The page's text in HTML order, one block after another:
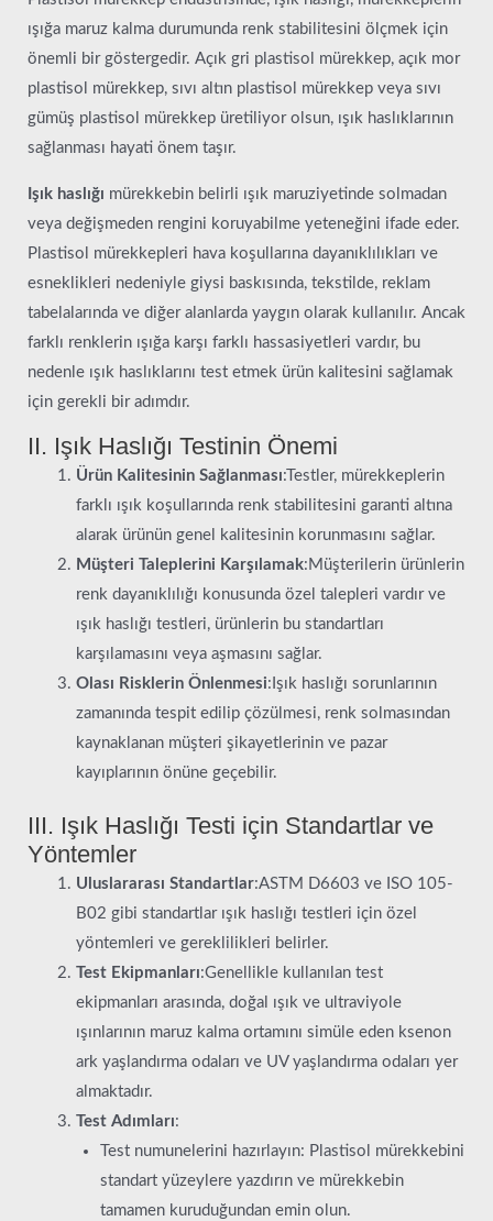
ışığa maruz kalma durumunda renk stabilitesini ölçmek için
önemli bir göstergedir. Açık gri plastisol mürekkep, açık mor
plastisol mürekkep, sıvı altın plastisol mürekkep veya sıvı
gümüş plastisol mürekkep üretiliyor olsun, ışık haslıklarının
sağlanması hayati önem taşır.
Işık haslığı mürekkebin belirli ışık maruziyetinde solmadan
veya değişmeden rengini koruyabilme yeteneğini ifade eder.
Plastisol mürekkepleri hava koşullarına dayanıklılıkları ve
esneklikleri nedeniyle giysi baskısında, tekstilde, reklam
tabelalarında ve diğer alanlarda yaygın olarak kullanılır. Ancak
farklı renklerin ışığa karşı farklı hassasiyetleri vardır, bu
nedenle ışık haslıklarını test etmek ürün kalitesini sağlamak
için gerekli bir adımdır.
II. Işık Haslığı Testinin Önemi
Ürün Kalitesinin Sağlanması:Testler, mürekkeplerin
farklı ışık koşullarında renk stabilitesini garanti altına
alarak ürünün genel kalitesinin korunmasını sağlar.
Müşteri Taleplerini Karşılamak:Müşterilerin ürünlerin
renk dayanıklılığı konusunda özel talepleri vardır ve
ışık haslığı testleri, ürünlerin bu standartları
karşılamasını veya aşmasını sağlar.
Olası Risklerin Önlenmesi:Işık haslığı sorunlarının
zamanında tespit edilip çözülmesi, renk solmasından
kaynaklanan müşteri şikayetlerinin ve pazar
kayıplarının önüne geçebilir.
III. Işık Haslığı Testi için Standartlar ve
Yöntemler
Uluslararası Standartlar:ASTM D6603 ve ISO 105-
B02 gibi standartlar ışık haslığı testleri için özel
yöntemleri ve gereklilikleri belirler.
Test Ekipmanları:Genellikle kullanılan test
ekipmanları arasında, doğal ışık ve ultraviyole
ışınlarının maruz kalma ortamını simüle eden ksenon
ark yaşlandırma odaları ve UV yaşlandırma odaları yer
almaktadır.
Test Adımları:
Test numunelerini hazırlayın: Plastisol mürekkebini
standart yüzeylere yazdırın ve mürekkebin
tamamen kuruduğundan emin olun.